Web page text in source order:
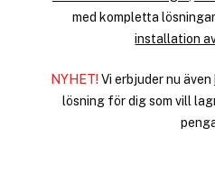
med kompletta
installation
NYHET!Vi erbjuder nu även
lösning för dig som vill